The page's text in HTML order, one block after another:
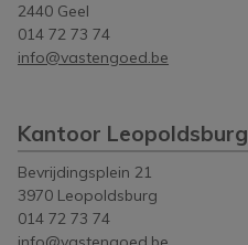
2440 Geel
014 72 73 74
info@vastengoed.be
Kantoor Leopoldsburg
Bevrijdingsplein 21
3970 Leopoldsburg
014 72 73 74